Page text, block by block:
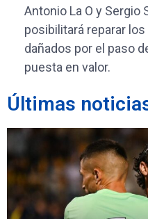
Antonio La O y Sergio
posibilitará reparar
dañados por el paso
puesta en valor.
Últimas